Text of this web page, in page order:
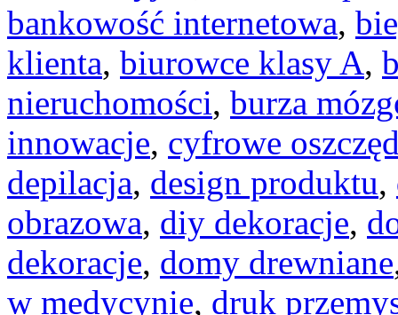
bankowość internetowa,
klienta, biurowce klasy A,
nieruchomości, burza
innowacje, cyfrowe
depilacja, design produktu,
obrazowa, diy dekoracje,
dekoracje, domy drewniane
w medycynie, druk